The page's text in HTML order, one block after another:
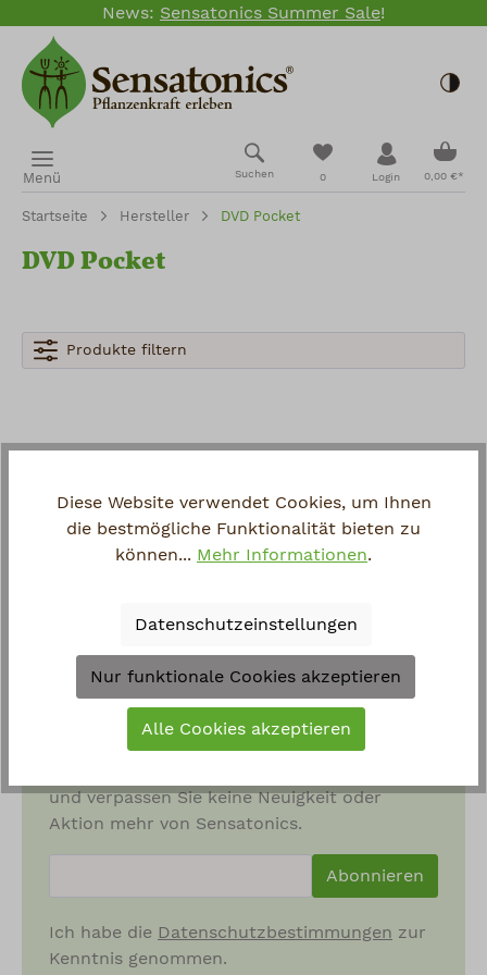
Zum Hauptinhalt springen
News: Sensatonics Summer Sale!
Menü Suchen 0
Du hast 0
Login 0,00 €*
Startseite Hersteller DVD Pocket
DVD Pocket
Produkte filtern
Sensatonics
Shop Service
und verpassen Sie keine Neuigkeit oder
Aktion mehr von Sensatonics.
Abonnieren
Ich habe die Datenschutzbestimmungen zur
Kenntnis genommen.
Diese Website verwendet Cookies, um Ihnen
die bestmögliche Funktionalität bieten zu
können... Mehr Informationen.
Datenschutzeinstellungen
Nur funktionale Cookies akzeptieren
Alle Cookies akzeptieren